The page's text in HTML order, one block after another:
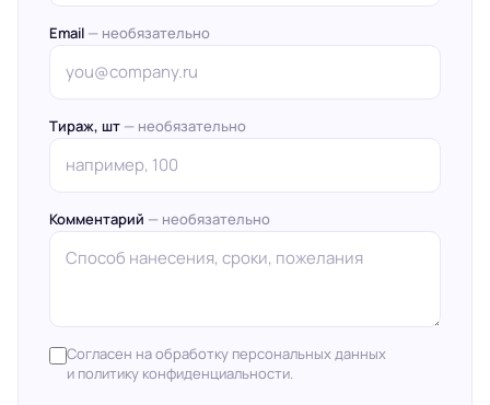
Email — необязательно
Тираж, шт — необязательно
Комментарий — необязательно
Согласен на обработку персональных данных
и политику конфиденциальности.